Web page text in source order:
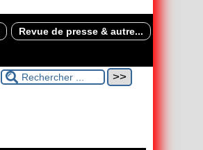
Revue de presse & autre...